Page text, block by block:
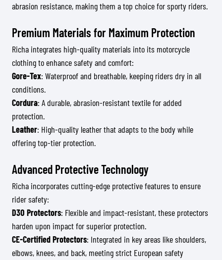
abrasion resistance, making them a top choice for sporty riders.
Premium Materials for Maximum Protection
Richa integrates high-quality materials into its motorcycle
clothing to enhance safety and comfort:
Gore-Tex: Waterproof and breathable, keeping riders dry in all
conditions.
Cordura: A durable, abrasion-resistant textile for added
protection.
Leather: High-quality leather that adapts to the body while
offering top-tier protection.
Advanced Protective Technology
Richa incorporates cutting-edge protective features to ensure
rider safety:
D3O Protectors: Flexible and impact-resistant, these protectors
harden upon impact for superior protection.
CE-Certified Protectors: Integrated in key areas like shoulders,
elbows, knees, and back, meeting strict European safety